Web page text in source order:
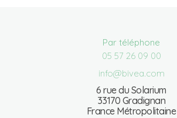
Par téléphone
05 57 26 09 00
info@bivea.com
6 rue du Solarium
33170 Gradignan
France Métropolitaine